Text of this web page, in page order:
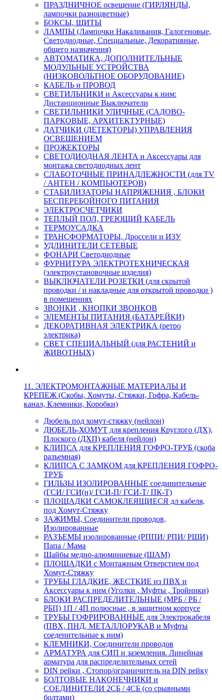
ПРАЗДНИЧНОЕ освещение (ГИРЛЯНДЫ,
лампочки разноцветные)
БОКСЫ, ЩИТЫ
ЛАМПЫ (Лампочки Накаливания, Галогеновые,
Светодиодные, Специальные, Декоративные,
общего назначения)
АВТОМАТИКА, ДОПОЛНИТЕЛЬНЫЕ
МОДУЛЬНЫЕ УСТРОЙСТВА
(НИЗКОВОЛЬТНОЕ ОБОРУДОВАНИЕ)
КАБЕЛЬ и ПРОВОД
СВЕТИЛЬНИКИ и Аксессуары к ним:
Дистанционные Выключатели
СВЕТИЛЬНИКИ УЛИЧНЫЕ (САДОВО-
ПАРКОВЫЕ, АРХИТЕКТУРНЫЕ)
ДАТЧИКИ (ДЕТЕКТОРЫ) УПРАВЛЕНИЯ
ОСВЕЩЕНИЕМ
ПРОЖЕКТОРЫ
СВЕТОДИОДНАЯ ЛЕНТА и Аксессуары для
монтажа светодиодных лент
СЛАБОТОЧНЫЕ ПРИНАДЛЕЖНОСТИ (для TV
/ АНТЕН / КОМПЬЮТЕРОВ)
СТАБИЛИЗАТОРЫ НАПРЯЖЕНИЯ , БЛОКИ
БЕСПЕРЕБОЙНОГО ПИТАНИЯ
ЭЛЕКТРОСЧЕТЧИКИ
ТЕПЛЫЙ ПОЛ, ГРЕЮЩИЙ КАБЕЛЬ
ТЕРМОУСАДКА
ТРАНСФОРМАТОРЫ, Дроссели и ИЗУ
УДЛИНИТЕЛИ СЕТЕВЫЕ
ФОНАРИ Светодиодные
ФУРНИТУРА ЭЛЕКТРОТЕХНИЧЕСКАЯ
(электроустановочные изделия)
ВЫКЛЮЧАТЕЛИ РОЗЕТКИ (для скрытой
проводки / и накладные для открытой проводки )
в помещениях
ЗВОНКИ , КНОПКИ ЗВОНКОВ
ЭЛЕМЕНТЫ ПИТАНИЯ (БАТАРЕЙКИ)
ДЕКОРАТИВНАЯ ЭЛЕКТРИКА (ретро
электрика)
СВЕТ СПЕЦИАЛЬНЫЙ (для РАСТЕНИЙ и
ЖИВОТНЫХ)
11. ЭЛЕКТРОМОНТАЖНЫЕ МАТЕРИАЛЫ И
КРЕПЕЖ (Скобы, Хомуты, Стяжки, Гофра, Кабель-
канал, Клемники, Коробки)
Дюбель под хомут-стяжку (нейлон)
ДЮБЕЛЬ-ХОМУТ для крепления Круглого (ДХ),
Плоского (ДХП) кабеля (нейлон)
КЛИПСА для КРЕПЛЕНИЯ ГОФРО-ТРУБ (скоба
разъемная)
КЛИПСА С ЗАМКОМ для КРЕПЛЕНИЯ ГОФРО-
ТРУБ
ГИЛЬЗЫ ИЗОЛИРОВАННЫЕ соединительные
(ГСИ/ ГСИ(н)/ ГСИ-П/ ГСИ-Т/ ПК-Т)
ПЛОЩАДКИ САМОКЛЕЯЩИЕСЯ дл кабеля,
под Хомут-Стяжку
ЗАЖИМЫ, Соединители проводов,
Изолированные
РАЗЪЕМЫ изолированные (РППИ/ РПИ/ РШИ)
Папа / Мама
Шайбы медно-алюминиевые (ШАМ)
ПЛОЩАДКИ с Монтажным Отверстием под
Хомут-Стяжку
ТРУБЫ ГЛАДКИЕ, ЖЕСТКИЕ из ПВХ и
Аксессуары к ним (Уголки , Муфты , Тройники)
БЛОКИ РАСПРЕДЕЛИТЕЛЬНЫЕ (МРБ / РБ /
РБП) 1П / 4П полюсные , в защитном корпусе
ТРУБЫ ГОФРИРОВАННЫЕ для Электрокабеля
(ПВХ, ПНД, МЕТАЛЛОРУКАВ и Муфты
соеденительные к ним)
КЛЕМНИКИ, Соединители проводов
АРМАТУРА для СИП и заземления. Линейная
арматура для распределительных сетей
DIN рейки , Стопор/ограничитель на DIN рейку
БОЛТОВЫЕ НАКОНЕЧНИКИ и
СОЕДИНИТЕЛИ 2СБ / 4СБ (со срывными
болтами)